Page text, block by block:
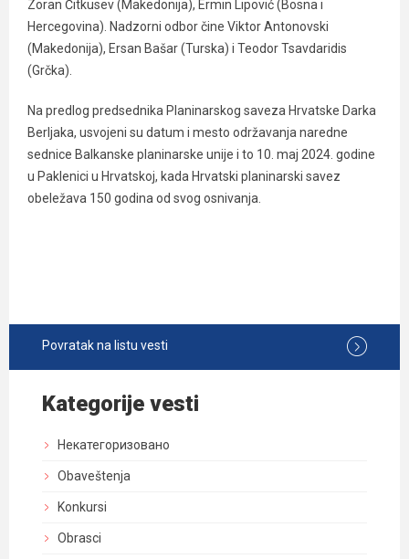
Zoran Čitkusev (Makedonija), Ermin Lipović (Bosna i
Hercegovina). Nadzorni odbor čine Viktor Antonovski
(Makedonija), Ersan Bašar (Turska) i Teodor Tsavdaridis
(Grčka).
Na predlog predsednika Planinarskog saveza Hrvatske Darka
Berljaka, usvojeni su datum i mesto održavanja naredne
sednice Balkanske planinarske unije i to 10. maj 2024. godine
u Paklenici u Hrvatskoj, kada Hrvatski planinarski savez
obeležava 150 godina od svog osnivanja.
Povratak na listu vesti
Kategorije vesti
Некатегоризовано
Obaveštenja
Konkursi
Obrasci